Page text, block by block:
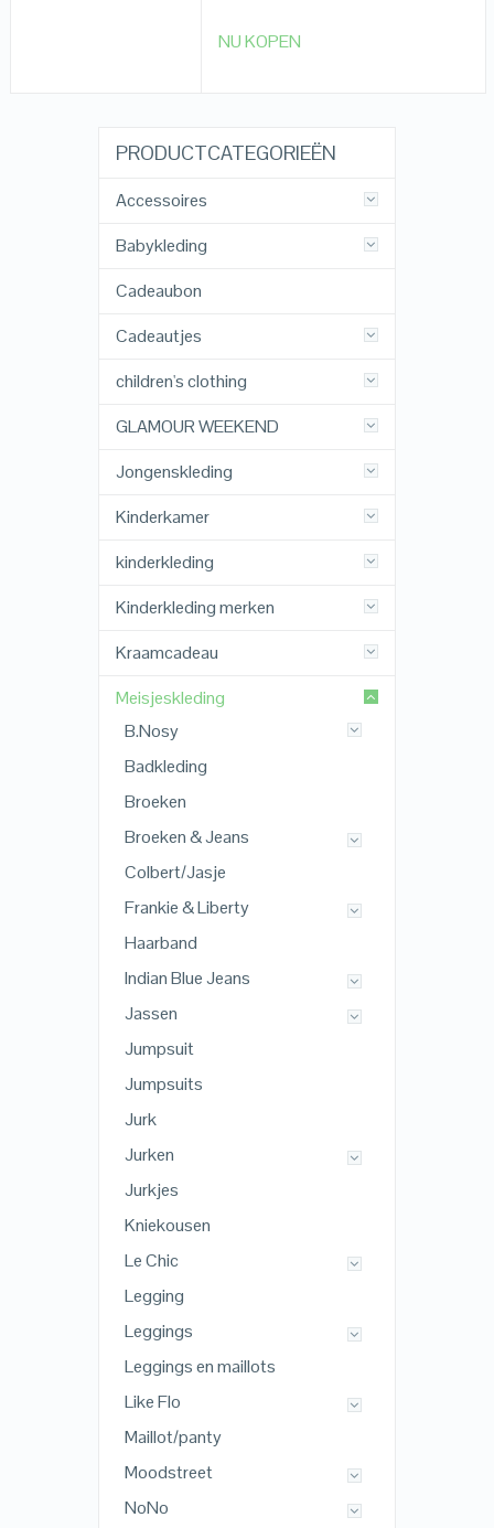
NU KOPEN
PRODUCTCATEGORIEËN
Accessoires
Babykleding
Cadeaubon
Cadeautjes
children's clothing
GLAMOUR WEEKEND
Jongenskleding
Kinderkamer
kinderkleding
Kinderkleding merken
Kraamcadeau
Meisjeskleding
B.Nosy
Badkleding
Broeken
Broeken & Jeans
Colbert/Jasje
Frankie & Liberty
Haarband
Indian Blue Jeans
Jassen
Jumpsuit
Jumpsuits
Jurk
Jurken
Jurkjes
Kniekousen
Le Chic
Legging
Leggings
Leggings en maillots
Like Flo
Maillot/panty
Moodstreet
NoNo